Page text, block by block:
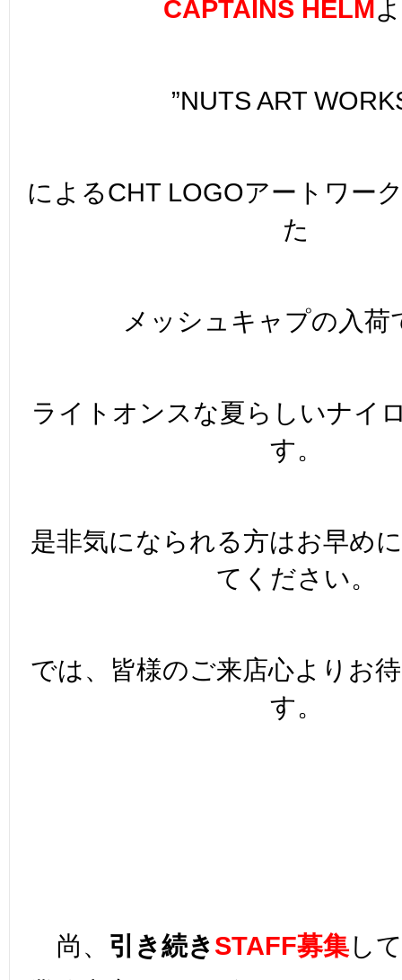
CAPTAINS HELM
”NUTS ART
によるCHT LOGOアートワー
た
メッシュキャプの入荷
ライトオンスな夏らしいナイ
す。
是非気になられる方はお早め
てください。
では、皆様のご来店心よりお
す。
尚、 引き続きSTAFF募集し